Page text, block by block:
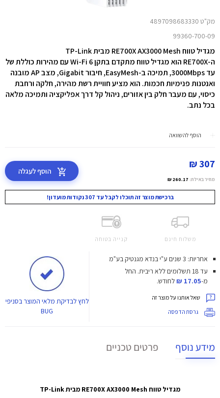
מק"ט 4897098683330
99360-700-09
מגדיל טווח RE700X AX3000 Mesh מבית TP-Link
ה-RE700X הוא מגדיל טווח מתקדם בתקן Wi-Fi 6 עם מהירות כוללת של
עד 3000Mbps, תמיכה ב-EasyMesh, חיבור Gigabit, מצב AP מובנה
ואנטנות פנימיות חכמות. הוא מציע חוויית רשת מהירה, חלקה ורחבת
כיסוי, עם מעבר חלק בין אזורים, ניהול קל דרך אפליקציה ותמיכה מלאה
בכל נתב.
הוסף להשוואה
307 ₪
מחיר באילת: 260.17 ₪
הוסף לעגלה
ברכישת מוצר זה תוכלו לקבל עד 307 נקודות מועדון!
משלוח חינם קנייה בטוחה
אחריות: 3 שנים ע"י בנדא מגנטיק בע"מ
עד 18 תשלומים ללא ריבית.
החל
מ-17.05 ₪ לחודש.
שאל אותנו על מוצר זה
גרסת הדפסה
לחץלבדיקת מלאי המוצר בסניפי
BUG
מידע נוסף פרטים טכניים
מגדיל טווח RE700X AX3000 Mesh מבית TP-Link